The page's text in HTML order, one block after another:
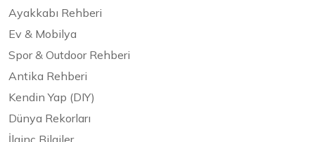
Ayakkabı Rehberi
Ev & Mobilya
Spor & Outdoor Rehberi
Antika Rehberi
Kendin Yap (DIY)
Dünya Rekorları